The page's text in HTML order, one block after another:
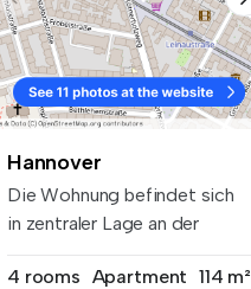
Hannover
Die Wohnung befindet sich
in zentraler Lage an der
4 rooms Apartment 114 m²